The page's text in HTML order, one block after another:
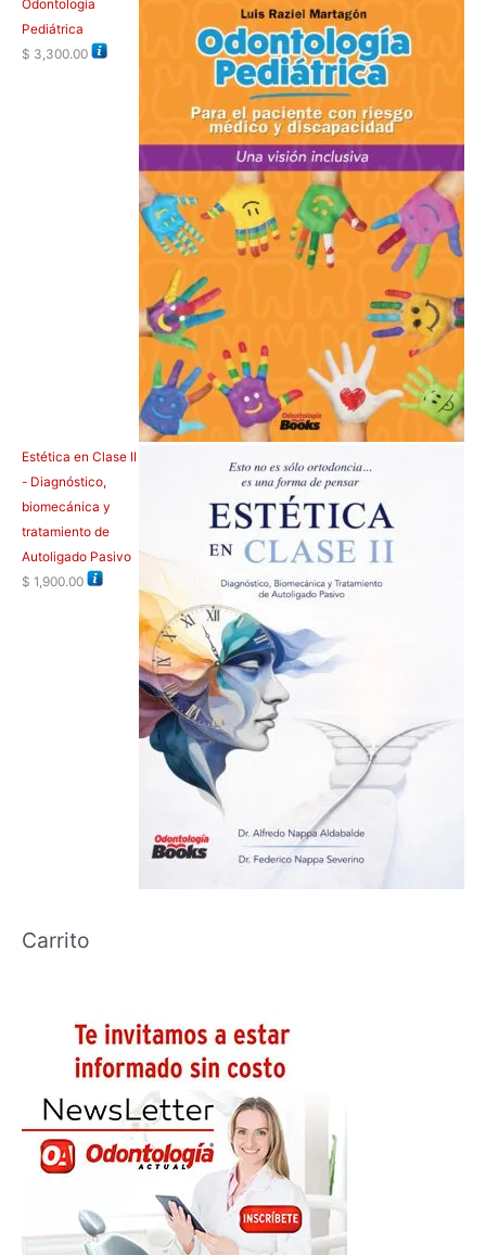
Odontología
Pediátrica
$ 3,300.00
Estética en Clase II
- Diagnóstico,
biomecánica y
tratamiento de
Autoligado Pasivo
$ 1,900.00
Carrito